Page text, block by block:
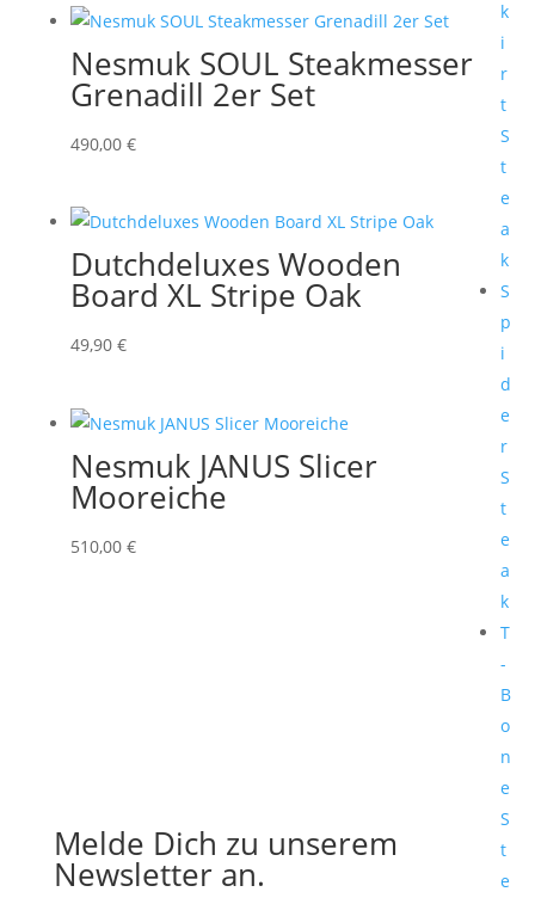
k
i
r
t
S
t
e
a
k
S
p
i
d
e
r
S
t
e
a
k
T
-
B
o
n
e
S
t
e
Nesmuk SOUL Steakmesser
Grenadill 2er Set
490,00 €
Dutchdeluxes Wooden
Board XL Stripe Oak
49,90 €
Nesmuk JANUS Slicer
Mooreiche
510,00 €
Melde Dich zu unserem
Newsletter an.